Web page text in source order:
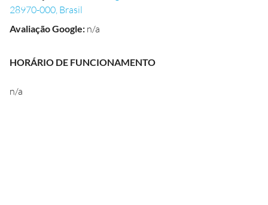
28970-000, Brasil
Avaliação Google: n/a
HORÁRIO DE FUNCIONAMENTO
n/a